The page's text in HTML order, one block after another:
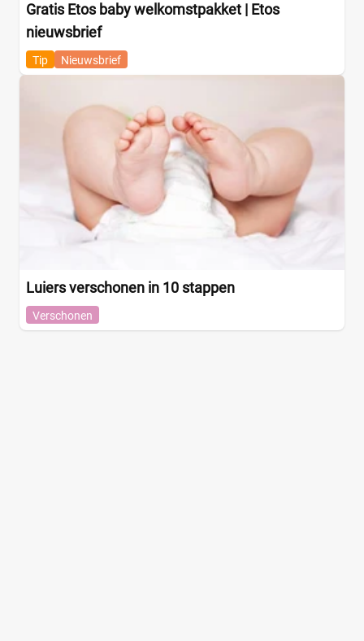
Gratis Etos baby welkomstpakket | Etos
nieuwsbrief
Tip Nieuwsbrief
Luiers verschonen in 10 stappen
Verschonen